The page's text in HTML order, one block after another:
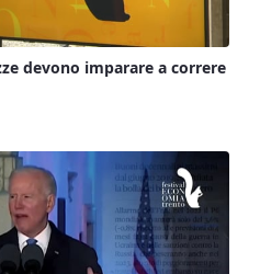
devono imparare a correre